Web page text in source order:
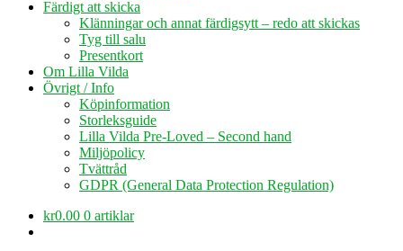
Färdigt att skicka
Klänningar och annat färdigsytt – redo att skickas
Tyg till salu
Presentkort
Om Lilla Vilda
Övrigt / Info
Köpinformation
Storleksguide
Lilla Vilda Pre-Loved – Second hand
Miljöpolicy
Tvättråd
GDPR (General Data Protection Regulation)
kr0.00 0 artiklar